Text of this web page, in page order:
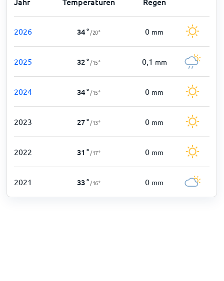
2026 34° /20° 0 mm
2025 32° /15° 0,1 mm
2024 34° /15° 0 mm
2023 27° /13° 0 mm
2022 31 ° /17° 0 mm
2021 33° /16° 0 mm